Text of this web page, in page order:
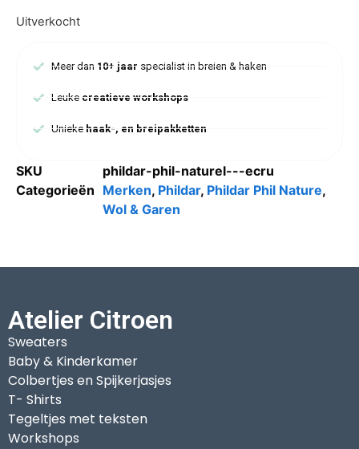
Uitverkocht
Meer dan 10+ jaar specialist in breien & haken
Leuke creatieve workshops
Uniekehaak-, en breipakketten
SKU
phildar-phil-naturel---ecru
Categorieën Merken, Phildar, Phildar Phil Nature,
Wol & Garen
Atelier Citroen
Sweaters
Baby & Kinderkamer
Colbertjes en Spijkerjasjes
T- Shirts
Tegeltjes met teksten
Workshops